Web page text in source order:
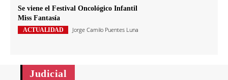
Se viene el Festival Oncológico Infantil
Miss Fantasía
ACTUALIDAD Jorge Camilo Puentes Luna
Judicial